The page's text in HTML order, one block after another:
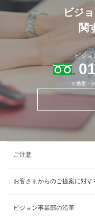
ビジ
関
ビジョ
※携帯・
ご注意
お客さまからのご提案に対す
ビジョン事業部の沿革